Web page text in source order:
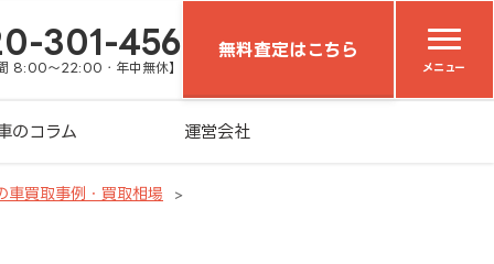
301-456
8:00～22:00・年中無休】
無料査定はこちら
メニュー
のコラム 運営会社
車買取事例・買取相場